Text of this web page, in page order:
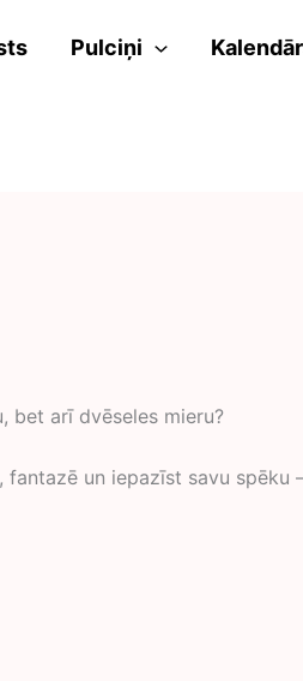
Pulciņi
bet arī dvēseles mieru?
un iepazīst savu